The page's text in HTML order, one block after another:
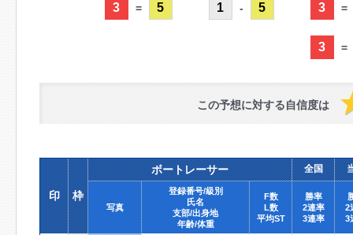
3 = 5 1 - 5 3 =
3 =
この予想に対する自信度は
印 枠
ボートレーサー 全国
写真
登録番号/級別
氏名
支部/出身地
年齢/体重
F数
L数
平均ST
勝率
2連率
3連率
2
3